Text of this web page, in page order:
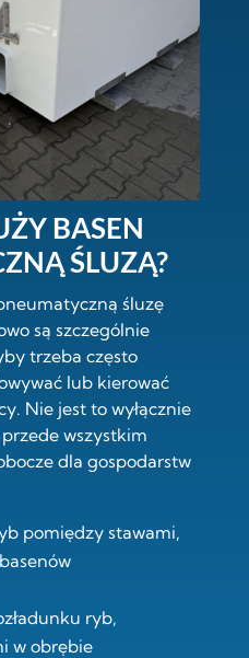
BASEN
ŚLUZĄ?
śluzę
są szczególnie
trzeba często
lub kierować
Nie jest to wyłącznie
wszystkim
dla gospodarstw
pomiędzy stawami,
ryb,
w obrębie